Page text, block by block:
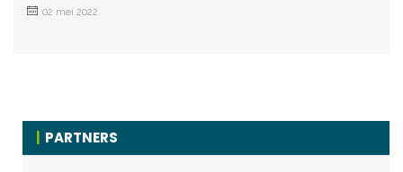
02 mei 2022
PARTNERS